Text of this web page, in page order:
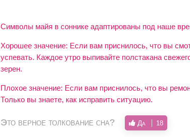
Символы майя в соннике адаптированы под наше
Хорошее значение: Если вам приснилось, что вы
успевать. Каждое утро выпивайте полстакана
зерен.
Плохое значение: Если вам приснилось, что вы
Только вы знаете, как исправить ситуацию.
Это верное толкование сна? Да 18